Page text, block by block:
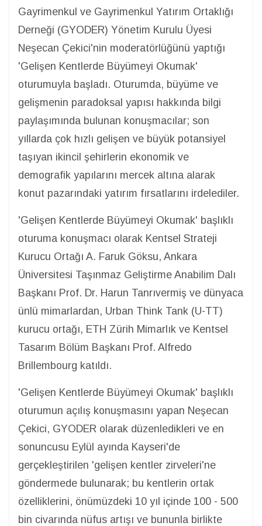
Gayrimenkul ve Gayrimenkul Yatırım Ortaklığı
Derneği (GYODER) Yönetim Kurulu Üyesi
Neşecan Çekici'nin moderatörlüğünü yaptığı
'Gelişen Kentlerde Büyümeyi Okumak'
oturumuyla başladı. Oturumda, büyüme ve
gelişmenin paradoksal yapısı hakkında bilgi
paylaşımında bulunan konuşmacılar; son
yıllarda çok hızlı gelişen ve büyük potansiyel
taşıyan ikincil şehirlerin ekonomik ve
demografik yapılarını mercek altına alarak
konut pazarındaki yatırım fırsatlarını irdelediler.
'Gelişen Kentlerde Büyümeyi Okumak' başlıklı
oturuma konuşmacı olarak Kentsel Strateji
Kurucu Ortağı A. Faruk Göksu, Ankara
Üniversitesi Taşınmaz Geliştirme Anabilim Dalı
Başkanı Prof. Dr. Harun Tanrıvermiş ve dünyaca
ünlü mimarlardan, Urban Think Tank (U-TT)
kurucu ortağı, ETH Zürih Mimarlık ve Kentsel
Tasarım Bölüm Başkanı Prof. Alfredo
Brillembourg katıldı.
'Gelişen Kentlerde Büyümeyi Okumak' başlıklı
oturumun açılış konuşmasını yapan Neşecan
Çekici, GYODER olarak düzenledikleri ve en
sonuncusu Eylül ayında Kayseri'de
gerçekleştirilen 'gelişen kentler zirveleri'ne
göndermede bulunarak; bu kentlerin ortak
özelliklerini, önümüzdeki 10 yıl içinde 100 - 500
bin civarında nüfus artışı ve bununla birlikte